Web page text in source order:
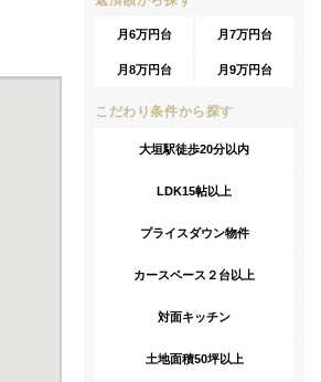
月6万円台 月7万円台
月8万円台 月9万円台
こだわり条件から探す
大垣駅徒歩20分以内
LDK15帖以上
プライスダウン物件
カースペース２台以上
対面キッチン
土地面積50坪以上